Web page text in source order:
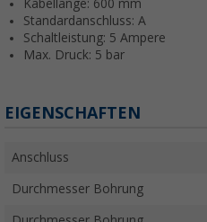
Kabellänge: 600 mm
Standardanschluss: A
Schaltleistung: 5 Ampere
Max. Druck: 5 bar
EIGENSCHAFTEN
Anschluss
Durchmesser Bohrung